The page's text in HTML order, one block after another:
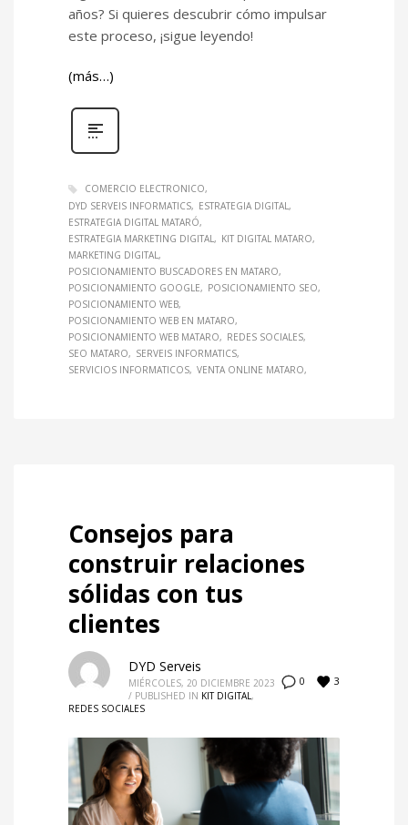
años? Si quieres descubrir cómo impulsar
este proceso, ¡sigue leyendo!
(más…)
COMERCIO ELECTRONICO
DYD SERVEIS INFORMATICS
ESTRATEGIA DIGITAL
ESTRATEGIA DIGITAL MATARÓ
ESTRATEGIA MARKETING DIGITAL
KIT DIGITAL MATARO
MARKETING DIGITAL
POSICIONAMIENTO BUSCADORES EN MATARO
POSICIONAMIENTO GOOGLE
POSICIONAMIENTO SEO
POSICIONAMIENTO WEB
POSICIONAMIENTO WEB EN MATARO
POSICIONAMIENTO WEB MATARO
REDES SOCIALES
SEO MATARO
SERVEIS INFORMATICS
SERVICIOS INFORMATICOS VENTA ONLINE MATARO
Consejos para
construir relaciones
sólidas con tus
clientes
0 3
DYD Serveis
MIÉRCOLES, 20 DICIEMBRE 2023
/ PUBLISHED IN KIT DIGITAL,
REDES SOCIALES